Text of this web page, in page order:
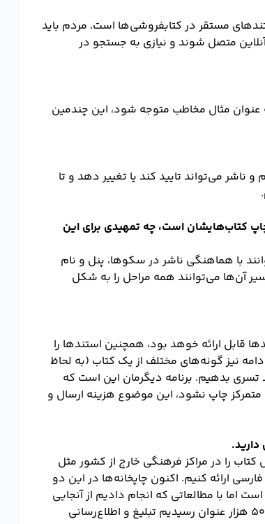
مستقر در کتابفروشی‌ها است. مردم باید
متصل شوند و نیازی به جستجو در
عنوان مثال مخاطب متوجه شود، این چندمین
می‌تواند تایید کند یا تغییر دهد و تا
کتاب‌هایشان است، چه تمهیدی برای این
با هماهنگی ناشر در سکوها، پنل و نام
آن‌ها می‌توانند همه مراحل را به شکل
قابل ارائه خوهد بود، همچنین استندها را
نیز گونه‌های مختلف از یک کتاب (به لحاظ
تسری بدهیم. برنامه دیگرمان این است که
چاپ نشود، این موضوع هزینه ارسال و
استندهای فروش کتاب را در مراکز فرهنگی خارج از کشور مثل
ارائه کنیم. اکنون چاپخانه‌ها در این دو
اما با مطالعاتی که انجام دادیم از آنجایی
که هزینه‌ها به دلار محاسبه می‌شود و نسبت به ریال چند برابر است، وقتی به ۵۰ هزار عنوان رسیدیم تبلیغ و اطلاع‌رسانی